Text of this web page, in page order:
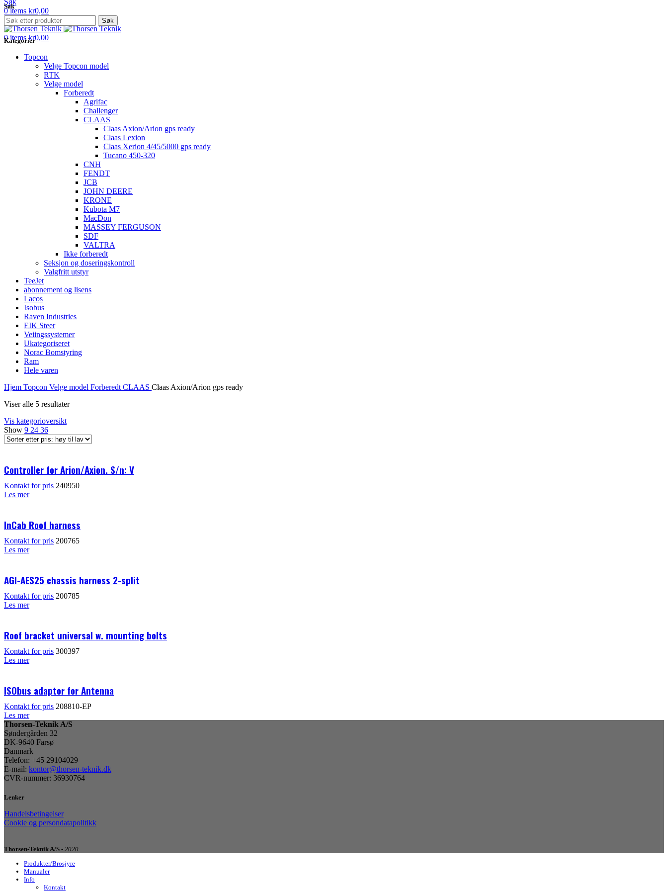
Søk
0items kr0,00
Menu
0items kr0,00
Søk
Søk
Kategorier
Topcon
Velge Topcon model
RTK
Velge model
Forberedt
Agrifac
Challenger
CLAAS
Claas Axion/Arion gps ready
Claas Lexion
Claas Xerion 4/45/5000 gps ready
Tucano 450-320
CNH
FENDT
JCB
JOHN DEERE
KRONE
Kubota M7
MacDon
MASSEY FERGUSON
SDF
VALTRA
Ikke forberedt
Seksjon og doseringskontroll
Valgfritt utstyr
TeeJet
abonnement og lisens
Lacos
Isobus
Raven Industries
EIK Steer
Veiingssystemer
Ukategoriseret
Norac Bomstyring
Ram
Hele varen
Hjem Topcon Velge model Forberedt CLAAS Claas Axion/Arion gps ready
Viser alle 5 resultater
Vis kategorioversikt
Show 9 24 36
Controller for Arion/Axion. S/n: V
Kontakt for pris 240950
Les mer
InCab Roof harness
Kontakt for pris 200765
Les mer
AGI-AES25 chassis harness 2-split
Kontakt for pris 200785
Les mer
Roof bracket universal w. mounting bolts
Kontakt for pris 300397
Les mer
ISObus adaptor for Antenna
Kontakt for pris 208810-EP
Les mer
Thorsen-Teknik A/S
Søndergården 32
DK-9640 Farsø
Danmark
Telefon: +45 29104029
E-mail: kontor@thorsen-teknik.dk
CVR-nummer: 36930764
Lenker
Handelsbetingelser
Cookie og persondatapolitikk
Thorsen-Teknik A/S - 2020
Produkter/Brosjyre
Manualer
Info
Kontakt